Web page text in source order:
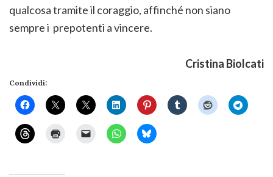
qualcosa tramite il coraggio, affinché non siano
sempre i prepotenti a vincere.
Cristina Biolcati
Condividi: